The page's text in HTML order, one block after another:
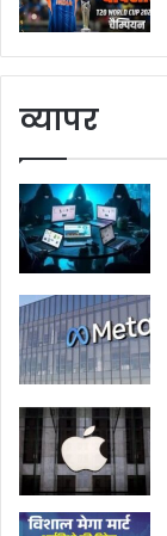
व्यापर